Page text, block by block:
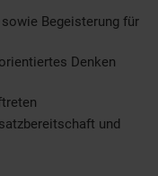
Begeisterung für
Denken
und